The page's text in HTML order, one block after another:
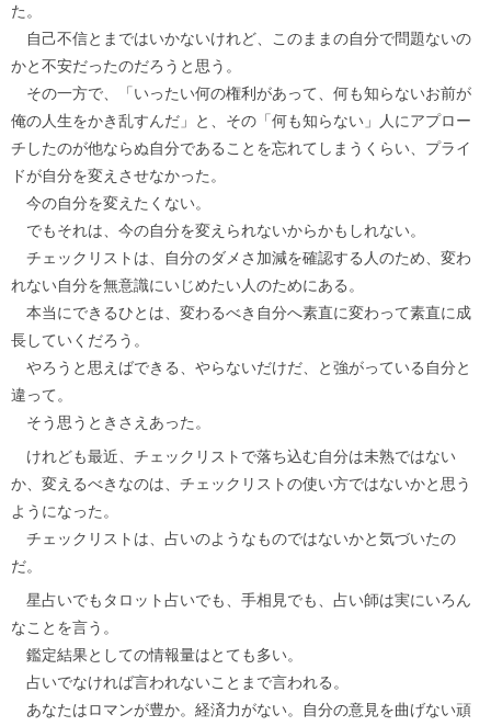
た。
自己不信とまではいかないけれど、このままの自分で問題ないの
かと不安だったのだろうと思う。
その一方で、「いったい何の権利があって、何も知らないお前が
俺の人生をかき乱すんだ」と、その「何も知らない」人にアプロー
チしたのが他ならぬ自分であることを忘れてしまうくらい、プライ
ドが自分を変えさせなかった。
今の自分を変えたくない。
でもそれは、今の自分を変えられないからかもしれない。
チェックリストは、自分のダメさ加減を確認する人のため、変わ
れない自分を無意識にいじめたい人のためにある。
本当にできるひとは、変わるべき自分へ素直に変わって素直に成
長していくだろう。
やろうと思えばできる、やらないだけだ、と強がっている自分と
違って。
そう思うときさえあった。
けれども最近、チェックリストで落ち込む自分は未熟ではない
か、変えるべきなのは、チェックリストの使い方ではないかと思う
ようになった。
チェックリストは、占いのようなものではないかと気づいたの
だ。
星占いでもタロット占いでも、手相見でも、占い師は実にいろん
なことを言う。
鑑定結果としての情報量はとても多い。
占いでなければ言われないことまで言われる。
あなたはロマンが豊か。経済力がない。自分の意見を曲げない頑